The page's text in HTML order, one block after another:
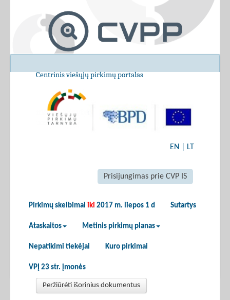
Centrinis viešųjų pirkimų portalas
EN LT
Prisijungimas prie CVP IS
Pirkimų skelbimai iki 2017 m. liepos 1 d Sutartys
Ataskaitos Metinis pirkimų planas
Nepatikimi tiekėjai Kuro pirkimai
VPĮ 23 str. įmonės
Peržiūrėti išorinius dokumentus